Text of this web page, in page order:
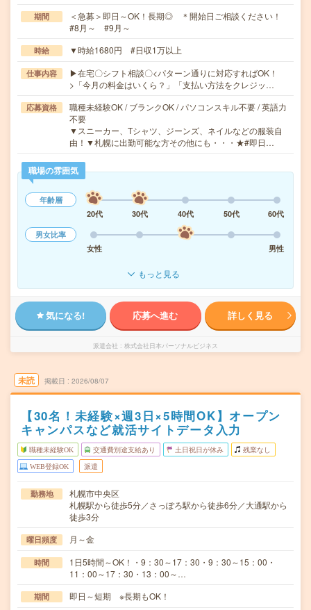
期間
＜急募＞即日～OK！長期◎ ＊開始日ご相談ください！
#8月～ #9月～
時給 ▼時給1680円 #日収1万以上
仕事内容
▶在宅〇シフト相談〇<パターン通りに対応すればOK！
>「今月の料金はいくら？」「支払い方法をクレジッ…
応募資格
職種未経験OK / ブランクOK / パソコンスキル不要 / 英語力
不要
▼スニーカー、Tシャツ、ジーンズ、ネイルなどの服装自
由！▼札幌に出勤可能な方その他にも・・・★#即日…
職場の雰囲気
年齢層
20代
30代 40代 50代
60代
男女比率
女性
男性
もっと見る
気になる! 応募へ進む 詳しく見る
派遣会社 株式会社日本パーソナルビジネス
未読 掲載日 2026/08/07
【30名！未経験×週3日×5時間OK】オープン
キャンパスなど就活サイトデータ入力
職種未経験OK 交通費別途支給あり 土日祝日が休み 残業なし
WEB登録OK 派遣
勤務地
札幌市中央区
札幌駅から徒歩5分／さっぽろ駅から徒歩6分／大通駅から
徒歩3分
曜日頻度 月～金
時間
1日5時間～OK！・9：30～17：30・9：30～15：00・
11：00～17：30・13：00～…
期間 即日～短期 ※長期もOK！